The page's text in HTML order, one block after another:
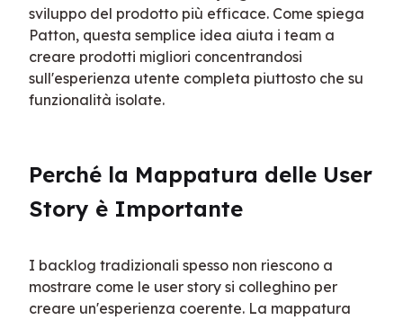
sviluppo del prodotto più efficace. Come spiega
Patton, questa semplice idea aiuta i team a
creare prodotti migliori concentrandosi
sull'esperienza utente completa piuttosto che su
funzionalità isolate.
Perché la Mappatura delle User
Story è Importante
I backlog tradizionali spesso non riescono a
mostrare come le user story si colleghino per
creare un'esperienza coerente. La mappatura